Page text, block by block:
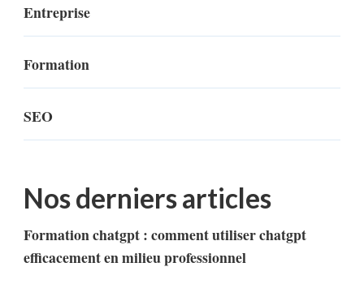
Entreprise
Formation
SEO
Nos derniers articles
Formation chatgpt : comment utiliser chatgpt
efficacement en milieu professionnel